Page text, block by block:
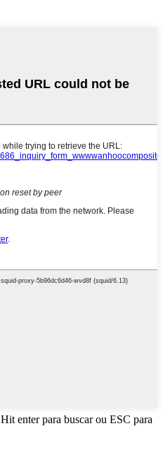
Hit enter para buscar ou ESC para